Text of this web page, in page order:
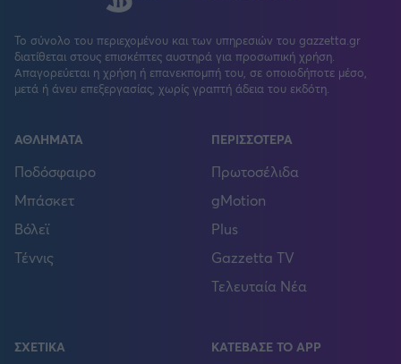
Το σύνολο του περιεχομένου και των υπηρεσιών του gazzetta.gr
διατίθεται στους επισκέπτες αυστηρά για προσωπική χρήση.
Απαγορεύεται η χρήση ή επανεκπομπή του, σε οποιοδήποτε μέσο,
μετά ή άνευ επεξεργασίας, χωρίς γραπτή άδεια του εκδότη.
ΑΘΛΗΜΑΤΑ
Ποδόσφαιρο
Μπάσκετ
Βόλεϊ
Τέννις
ΠΕΡΙΣΣΟΤΕΡΑ
Πρωτοσέλιδα
gMotion
Plus
Gazzetta TV
Τελευταία Νέα
ΣΧΕΤΙΚΑ ΚΑΤΕΒΑΣΕ ΤΟ APP